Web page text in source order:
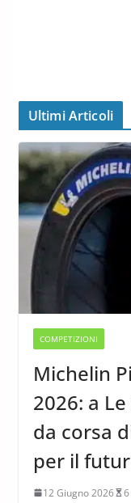
Ultimi Articoli
Michelin
2026: a